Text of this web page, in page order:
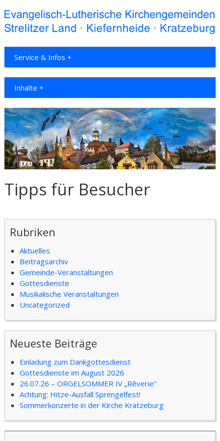
Service & Infos +
Inhalte +
Tipps für Besucher
Rubriken
Aktuelles
Beitragsarchiv
Gemeinde-Veranstaltungen
Gottesdienste
Musikalische Veranstaltungen
Uncategorized
Neueste Beiträge
Einladung zum Dankgottesdienst
Gottesdienste im August 2026
26.07.26 – ORGELSOMMER IV „Rêverie“
Achtung: Hitze-Ausfall Sprengelfest!
Sommerkonzerte in der Kirche Kratzeburg